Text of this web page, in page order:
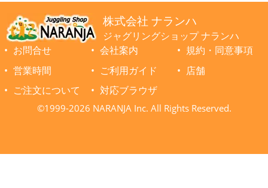
株式会社 ナランハ
ジャグリングショップ ナランハ
お問合せ
会社案内
規約・同意事項
営業時間
ご利用ガイド
店舗
ご注文について
対応ブラウザ
©1999-2026 NARANJA Inc. All Rights Reserved.